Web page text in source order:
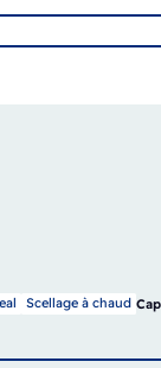
Scellage à chaud